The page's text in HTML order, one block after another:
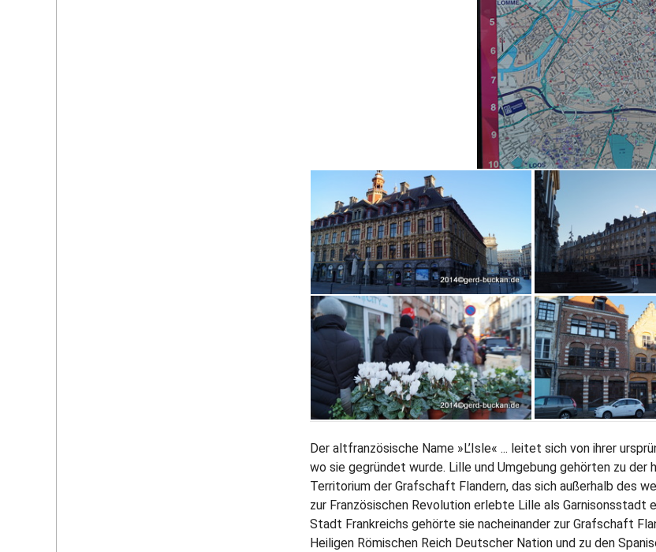
Der altfranzösische Name »L’Isle« ... leitet sich von ihrer
wo sie gegründet wurde. Lille und Umgebung gehörten zu der
Territorium der Grafschaft Flandern, das sich außerhalb des
zur Französischen Revolution erlebte Lille als
Stadt Frankreichs gehörte sie nacheinander zur Grafschaft
Heiligen Römischen Reich Deutscher Nation und zu den